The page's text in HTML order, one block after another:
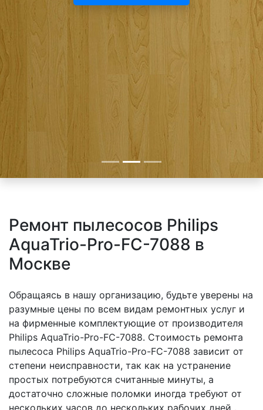
Ремонт пылесосов Philips
AquaTrio-Pro-FC-7088 в
Москве
Обращаясь в нашу организацию, будьте уверены на
разумные цены по всем видам ремонтных услуг и
на фирменные комплектующие от производителя
Philips AquaTrio-Pro-FC-7088. Стоимость ремонта
пылесоса Philips AquaTrio-Pro-FC-7088 зависит от
степени неисправности, так как на устранение
простых потребуются считанные минуты, а
достаточно сложные поломки иногда требуют от
нескольких часов до нескольких рабочих дней .